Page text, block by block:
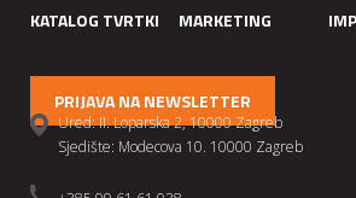
KATALOG TVRTKI
MARKETING
PRIJAVA NA NEWSLETTER
Ured: II. Loparska 2, 10000 Zagreb
Sjedište: Modecova 10. 10000 Zagreb